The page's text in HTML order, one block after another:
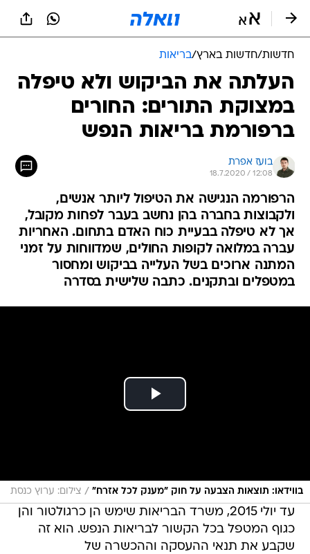
חדשות/חדשות בארץ/בריאות
העלתה את הביקוש ולא טיפלה
במצוקת התורים: החורים
ברפורמת בריאות הנפש
בועז אפרת
18.7.2020 / 12:08
הרפורמה הנגישה את הטיפול ליותר אנשים,
ולקבוצות בחברה בהן נחשב בעבר לפחות מקובל,
אך לא טיפלה בבעיית כוח האדם בתחום. האחריות
עברה במלואה לקופות החולים, שמדווחות על זמני
המתנה ארוכים בשל העלייה בביקוש ומחסור
במטפלים ובתקנים. כתבה שלישית בסדרה
בווידאו: תוצאות הצבעה על חוק "מענק לכל אזרח" / צילום: ערוץ כנסת
עד יולי 2015, משרד הבריאות שימש הן כרגולטור והן
כגוף המטפל בכל הקשור לבריאות הנפש. הוא זה
שקבע את תנאי ההעסקה וההכשרה של